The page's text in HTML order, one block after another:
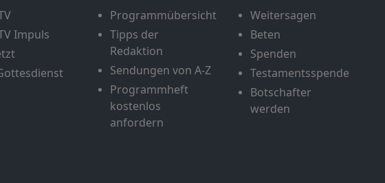
Impuls
Programmübersicht
Tipps der
Redaktion
Sendungen von A-Z
Programmheft
kostenlos
anfordern
Weitersagen
Beten
Spenden
Testamentsspende
Botschafter
werden